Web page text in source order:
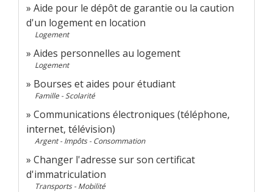
Aide pour le dépôt de garantie ou la caution
d'un logement en location
Logement
Aides personnelles au logement
Logement
Bourses et aides pour étudiant
Famille - Scolarité
Communications électroniques (téléphone,
internet, télévision)
Argent - Impôts - Consommation
Changer l'adresse sur son certificat
d'immatriculation
Transports - Mobilité